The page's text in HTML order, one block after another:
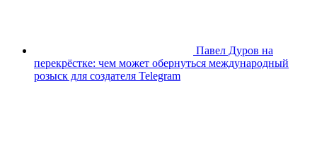
Павел Дуров на
перекрёстке: чем может обернуться международный
розыск для создателя Telegram